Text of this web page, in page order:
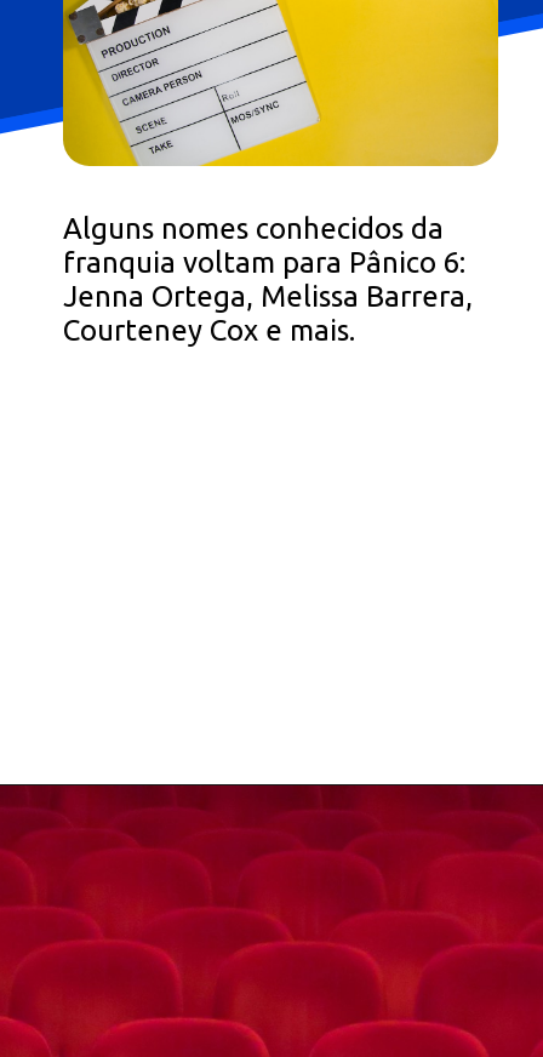
Alguns nomes conhecidos da
franquia voltam para Pânico 6:
Jenna Ortega, Melissa Barrera,
Courteney Cox e mais.